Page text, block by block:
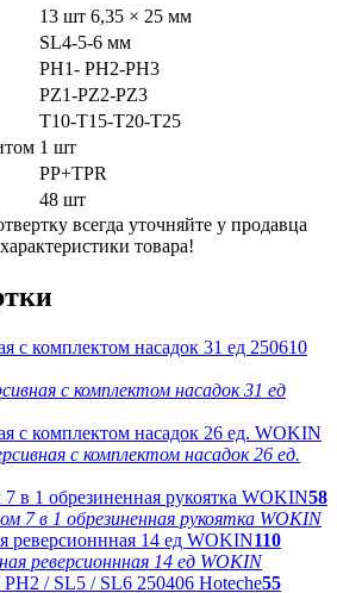
13 шт 6,35 × 25 мм
SL4-5-6 мм
PH1- PH2-PH3
PZ1-PZ2-PZ3
T10-T15-T20-T25
1 шт
PP+TPR
48 шт
всегда уточняйте у продавца
товара!
с комплектом насадок 31 ед
с комплектом насадок 26 ед.
58
7 в 1 обрезиненная рукоятка WOKIN
110
реверсионнная 14 ед WOKIN
55